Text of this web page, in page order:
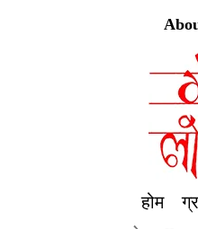
होम